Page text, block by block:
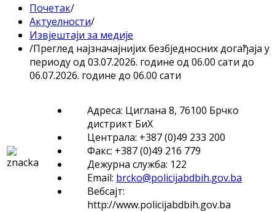
Почетак/
Актуелности/
Извјештаји за медије
/Преглед најзначајнијих безбједносних догађаја у
периоду од 03.07.2026. године од 06.00 сати до
06.07.2026. године до 06.00 сати
Адреса: Циглана 8, 76100 Брчко
дистрикт БиХ
Централа: +387 (0)49 233 200
Факс: +387 (0)49 216 779
Дежурна служба: 122
Email: brcko@policijabdbih.gov.ba
Вебсајт:
http://www.policijabdbih.gov.ba